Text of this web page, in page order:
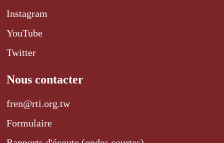
Instagram
YouTube
Twitter
Nous contacter
fren@rti.org.tw
Formulaire